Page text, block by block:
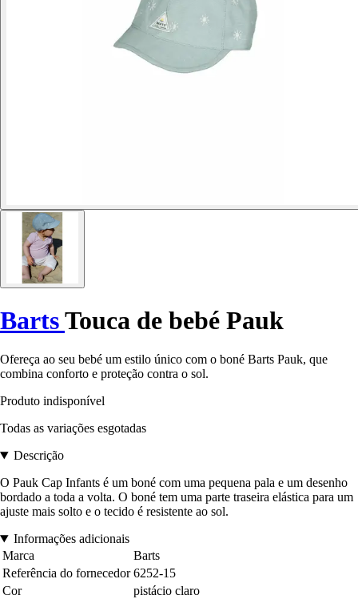
BartsTouca de bebé Pauk
Ofereça ao seu bebé um estilo único com o boné Barts Pauk, que
combina conforto e proteção contra o sol.
Produto indisponível
Todas as variações esgotadas
Descrição
O Pauk Cap Infants é um boné com uma pequena pala e um desenho
bordado a toda a volta. O boné tem uma parte traseira elástica para um
ajuste mais solto e o tecido é resistente ao sol.
Informações adicionais
Marca
Barts
Referência do fornecedor 6252-15
Cor
pistácio claro